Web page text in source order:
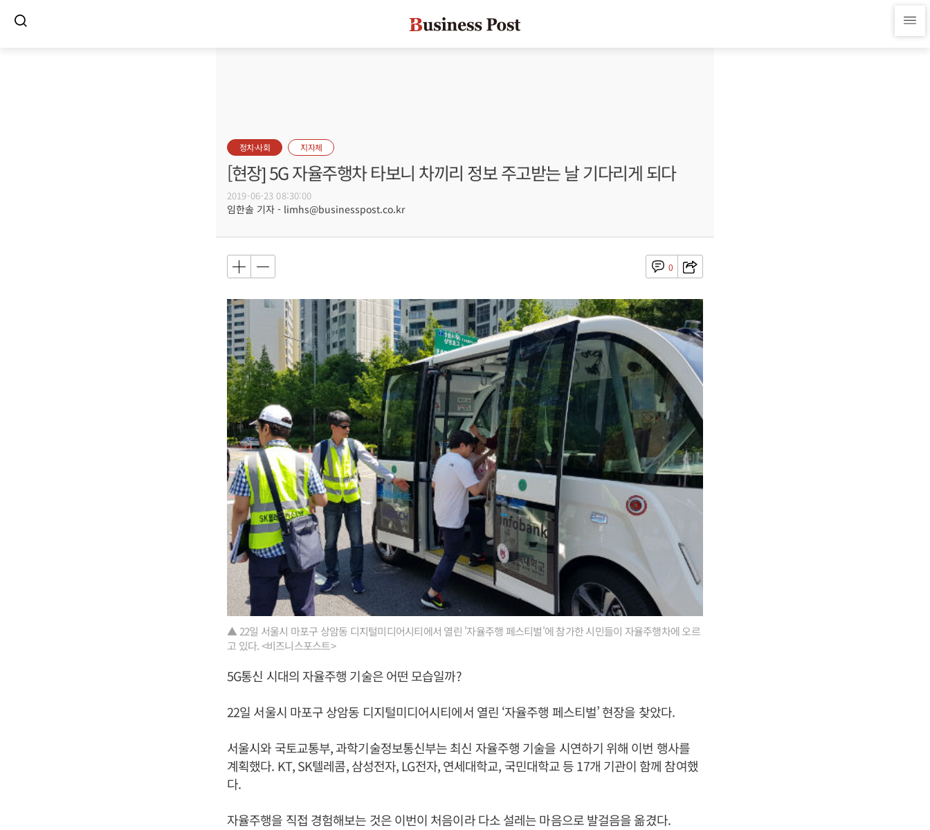
정치·사회 지자체
[현장] 5G 자율주행차 타보니 차끼리 정보 주고받는 날 기다리게 되다
2019-06-23 08:30:00
임한솔 기자 - limhs@businesspost.co.kr
0
▲ 22일 서울시 마포구 상암동 디지털미디어시티에서 열린 '자율주행 페스티벌'에 참가한 시민들이 자율주행차에 오르
고 있다. <비즈니스포스트>
5G통신 시대의 자율주행 기술은 어떤 모습일까?
22일 서울시 마포구 상암동 디지털미디어시티에서 열린 ‘자율주행 페스티벌’ 현장을 찾았다.
서울시와 국토교통부, 과학기술정보통신부는 최신 자율주행 기술을 시연하기 위해 이번 행사를
계획했다. KT, SK텔레콤, 삼성전자, LG전자, 연세대학교, 국민대학교 등 17개 기관이 함께 참여했
다.
자율주행을 직접 경험해보는 것은 이번이 처음이라 다소 설레는 마음으로 발걸음을 옮겼다.